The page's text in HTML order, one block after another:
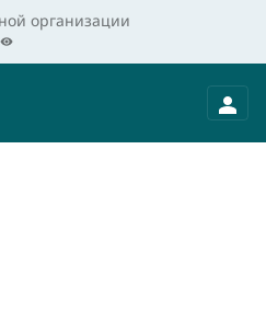
организации